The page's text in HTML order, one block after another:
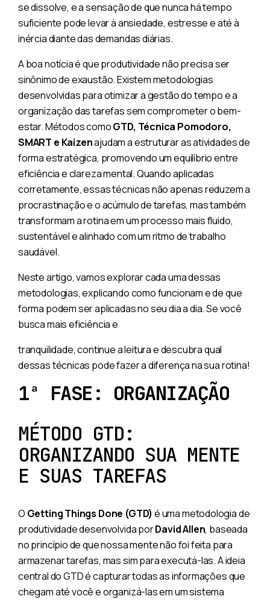
se dissolve, e a sensação de que nunca há tempo
suficiente pode levar à ansiedade, estresse e até à
inércia diante das demandas diárias.
A boa notícia é que produtividade não precisa ser
sinônimo de exaustão. Existem metodologias
desenvolvidas para otimizar a gestão do tempo e a
organização das tarefas sem comprometer o bem-
estar. Métodos comoGTD, Técnica Pomodoro,
SMART e Kaizenajudam a estruturar as atividades de
forma estratégica, promovendo um equilíbrio entre
eficiência e clareza mental. Quando aplicadas
corretamente, essas técnicas não apenas reduzem a
procrastinação e o acúmulo de tarefas, mas também
transformam a rotina em um processo mais fluido,
sustentável e alinhado com um ritmo de trabalho
saudável.
Neste artigo, vamos explorar cada uma dessas
metodologias, explicando como funcionam e de que
forma podem ser aplicadas no seu dia a dia. Se você
busca mais eficiência e
tranquilidade, continue a leitura e descubra qual
dessas técnicas pode fazer a diferença na sua rotina!
1ª FASE: ORGANIZAÇÃO
MÉTODO GTD:
ORGANIZANDO SUA MENTE
E SUAS TAREFAS
O Getting Things Done (GTD) é uma metodologia de
produtividade desenvolvida porDavid Allen, baseada
no princípio de que nossa mente não foi feita para
armazenar tarefas, mas sim para executá-las. A ideia
central do GTD é capturar todas as informações que
chegam até você e organizá-las em um sistema